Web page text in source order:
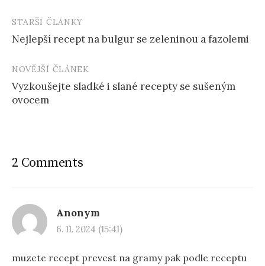
Post
navigation
STARŠÍ ČLÁNKY
Nejlepší recept na bulgur se zeleninou a fazolemi
NOVĚJŠÍ ČLÁNEK
Vyzkoušejte sladké i slané recepty se sušeným
ovocem
2 Comments
Anonym
6. 11. 2024 (15:41)
muzete recept prevest na gramy pak podle receptu